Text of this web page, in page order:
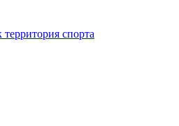
спорта